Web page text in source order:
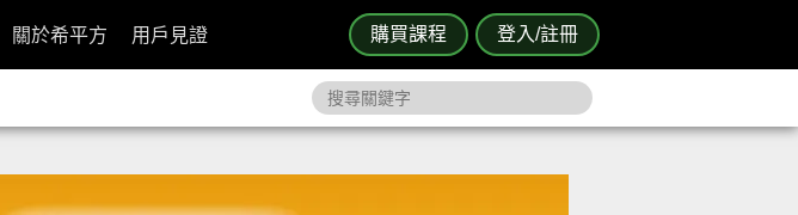
購買課程 登入/註冊
關於希平方 用戶見證